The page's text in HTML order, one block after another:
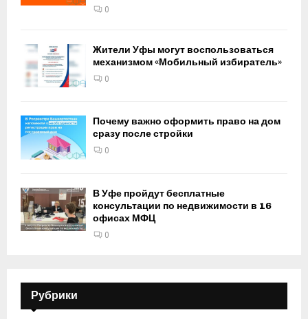
0
Жители Уфы могут воспользоваться
механизмом «Мобильный избиратель»
0
Почему важно оформить право на дом
сразу после стройки
0
В Уфе пройдут бесплатные
консультации по недвижимости в 16
офисах МФЦ
0
Рубрики